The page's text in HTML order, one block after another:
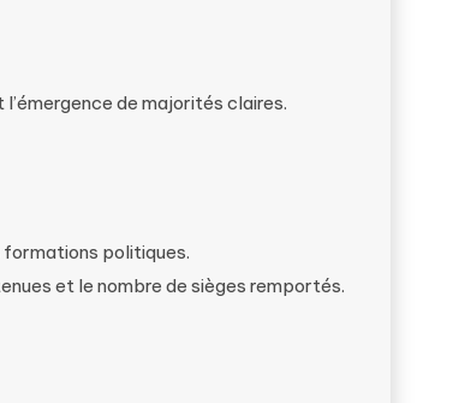
de majorités claires.
politiques.
et le nombre de sièges remportés.